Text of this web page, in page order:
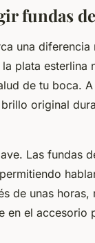
fundas
una
plata esterlina
de tu boca.
original
Las fundas
de unas
en el